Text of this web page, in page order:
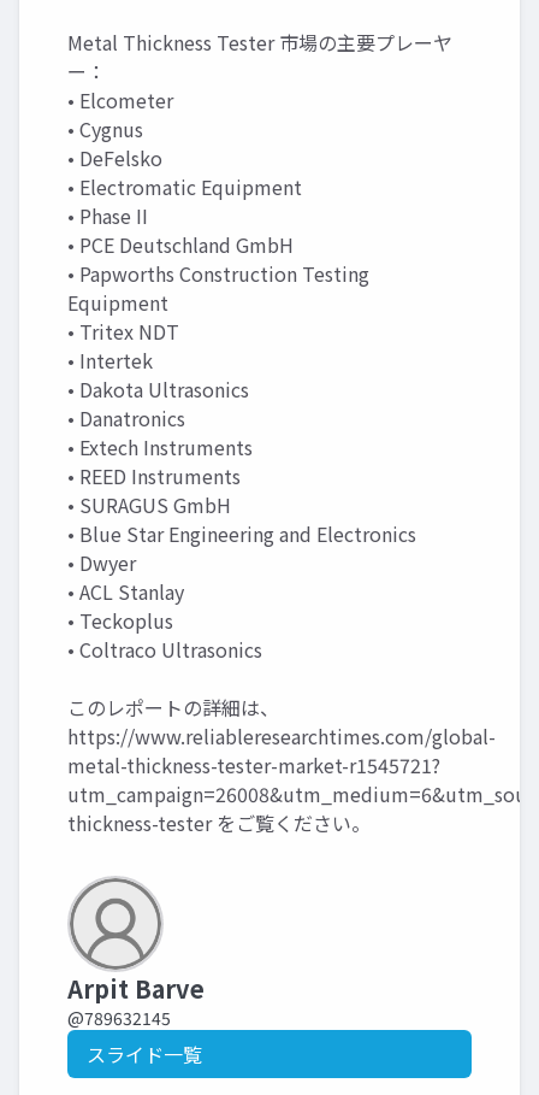
Metal Thickness Tester 市場の主要プレーヤ
ー：
• Elcometer
• Cygnus
• DeFelsko
• Electromatic Equipment
• Phase II
• PCE Deutschland GmbH
• Papworths Construction Testing
Equipment
• Tritex NDT
• Intertek
• Dakota Ultrasonics
• Danatronics
• Extech Instruments
• REED Instruments
• SURAGUS GmbH
• Blue Star Engineering and Electronics
• Dwyer
• ACL Stanlay
• Teckoplus
• Coltraco Ultrasonics
このレポートの詳細は、
https://www.reliableresearchtimes.com/global-
metal-thickness-tester-market-r1545721?
thickness-testerをご覧ください。
Arpit Barve
@789632145
スライド一覧